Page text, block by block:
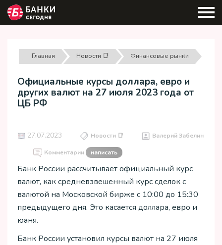
Главная Новости 📑 Финансовые рынки
Официальные курсы доллара, евро и
других валют на 27 июля 2023 года от
ЦБ РФ
27.07.2023 Новости 📑 Валерий Забелин
Комментарии написать
Банк России рассчитывает официальный курс
валют, как средневзвешенный курс сделок с
валютой на Московской бирже с 10:00 до 15:30
предыдущего дня. Это касается доллара, евро и
юаня.
Банк России установил курсы валют на 27 июля